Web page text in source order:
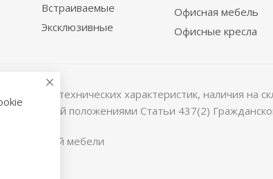
Встраиваемые
Эксклюзивные
Офисная мебель
Офисные кресла
технических характеристик, наличия
положениями Статьи 437(2)
мебели